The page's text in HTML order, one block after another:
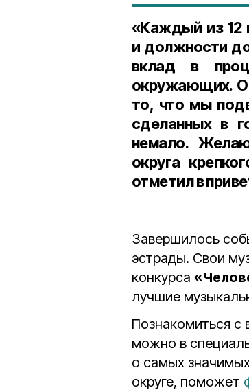
«Каждый из 12
и должности
вклад в
окружающих.
то, что мы
сделанных в
немало.
округа
отметил в
Завершилось
эстрады. Свои
конкурса
лучшие
Познакомиться с
можно в
о самых
округе, поможет